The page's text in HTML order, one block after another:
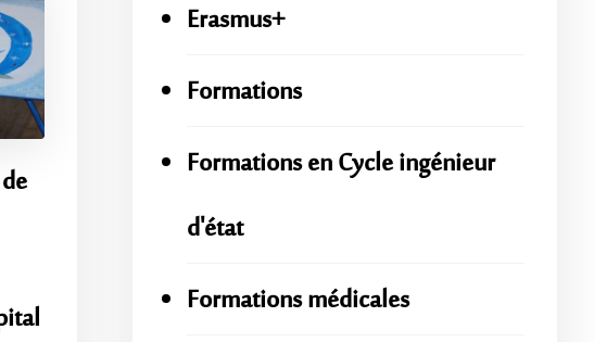
Erasmus+
Formations
Formations en Cycle ingénieur
d'état
Formations médicales